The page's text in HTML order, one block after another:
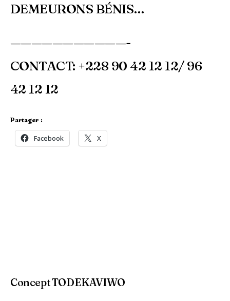
DEMEURONS BÉNIS…
———————————-
CONTACT: +228 90 42 12 12/ 96
42 12 12
Partager :
Facebook X
Concept TODEKAVIWO